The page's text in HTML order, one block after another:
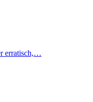
erratisch,…